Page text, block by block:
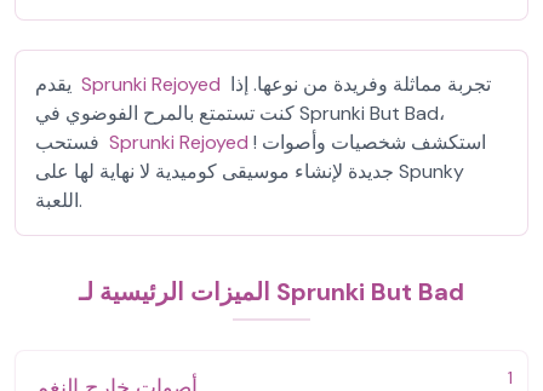
Sprunki Rejoyed
كنت تستمتع بالمرح الفوضوي في Sprunki But Bad،
Sprunki Rejoyed ! استكشف شخصيات وأصوات
جديدة لإنشاء موسيقى كوميدية لا نهاية لها على Spunky
اللعبة.
الميزات الرئيسية لـ Sprunki But Bad
1